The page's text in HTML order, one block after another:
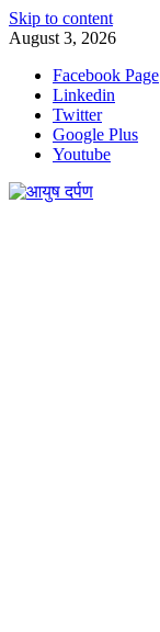
Skip to content
August 3, 2026
Facebook Page
Linkedin
Twitter
Google Plus
Youtube